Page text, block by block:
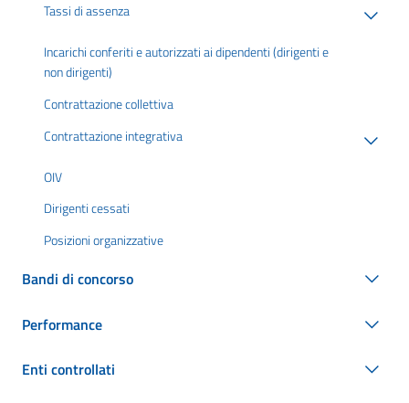
Tassi di assenza
Incarichi conferiti e autorizzati ai dipendenti (dirigenti e
non dirigenti)
Contrattazione collettiva
Contrattazione integrativa
OIV
Dirigenti cessati
Posizioni organizzative
Bandi di concorso
Performance
Enti controllati